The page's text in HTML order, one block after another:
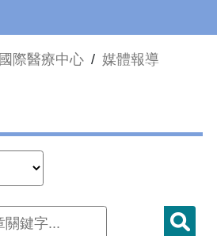
國際醫療中心 / 媒體報導